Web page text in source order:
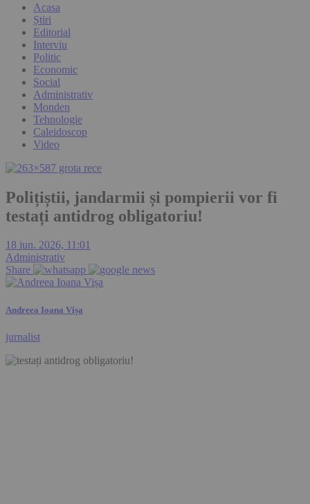
Acasa
Știri
Editorial
Interviu
Politic
Economic
Social
Administrativ
Monden
Tehnologie
Caleidoscop
Video
Polițiștii, jandarmii și pompierii vor fi
testați antidrog obligatoriu!
18 iun. 2026, 11:01
Administrativ
Share
Andreea Ioana Vișa
jurnalist